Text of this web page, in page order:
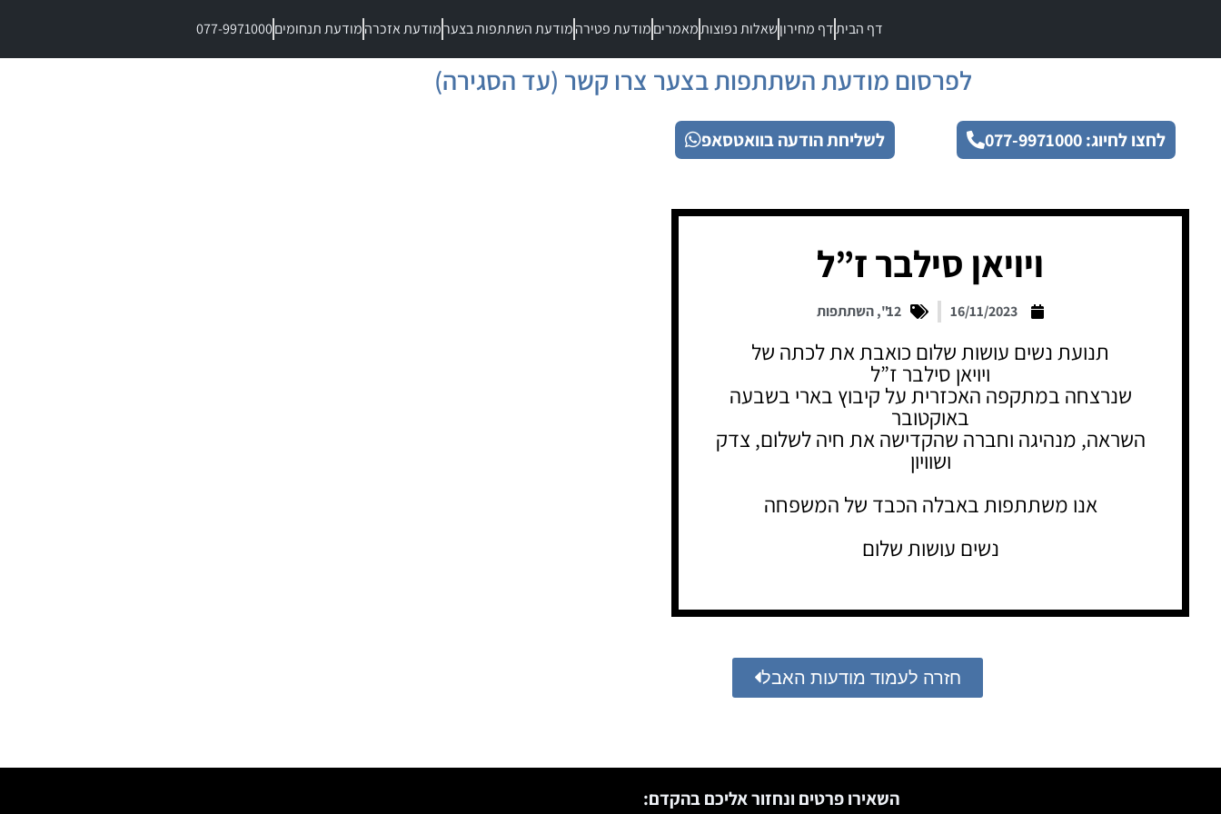
דף הביתדף מחירוןשאלות נפוצותמאמריםמודעת פטירהמודעת השתתפות בצערמודעת אזכרהמודעת תנחומים077-9971000
לפרסום מודעת השתתפות בצער צרו קשר (עד הסגירה)
לחצו לחיוג: 077-9971000 לשליחת הודעה בוואטסאפ
ויויאן סילבר ז”ל
16/11/2023
12"
,השתתפות
תנועת נשים עושות שלום כואבת את לכתה של
ויויאן סילבר ז”ל
שנרצחה במתקפה האכזרית על קיבוץ בארי בשבעה
באוקטובר
השראה, מנהיגה וחברה שהקדישה את חיה לשלום, צדק
ושוויון
אנו משתתפות באבלה הכבד של המשפחה
נשים עושות שלום
חזרה לעמוד מודעות האבל
השאירו פרטים ונחזור אליכם בהקדם: